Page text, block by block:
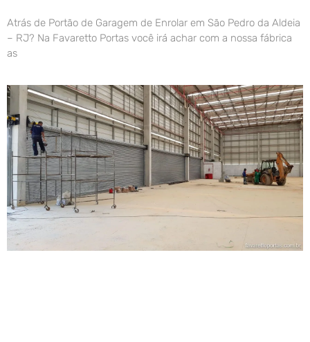
Atrás de Portão de Garagem de Enrolar em São Pedro da Aldeia
– RJ? Na Favaretto Portas você irá achar com a nossa fábrica
as